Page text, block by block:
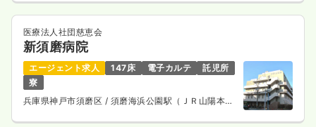
医療法人社団慈恵会
新須磨病院
エージェント求人 147床 電子カルテ
託児所
寮
兵庫県神戸市須磨区 / 須磨海浜公園駅（ＪＲ山陽本